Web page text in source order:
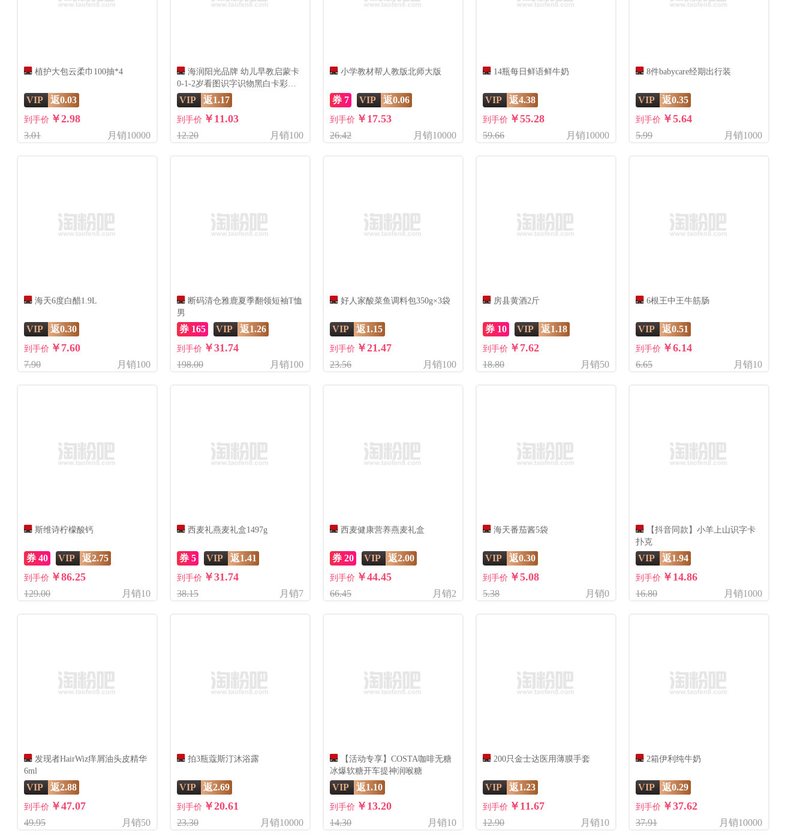
植护大包云柔巾100抽*4
VIP 返0.03
到手价 ￥2.98
3.01 月销10000
海润阳光品牌 幼儿早教启蒙卡
0-1-2岁看图识字识物黑白卡彩色
卡PX
VIP 返1.17
到手价 ￥11.03
12.20 月销100
小学教材帮人教版北师大版
券 7 VIP 返0.06
到手价 ￥17.53
26.42 月销10000
14瓶每日鲜语鲜牛奶
VIP 返4.38
到手价 ￥55.28
59.66 月销10000
8件babycare经期出行装
VIP 返0.35
到手价 ￥5.64
5.99 月销1000
海天6度白醋1.9L
VIP 返0.30
到手价 ￥7.60
7.90 月销100
断码清仓雅鹿夏季翻领短袖T恤
男
券 165 VIP 返1.26
到手价 ￥31.74
198.00 月销100
好人家酸菜鱼调料包350g×3袋
VIP 返1.15
到手价 ￥21.47
23.56 月销100
房县黄酒2斤
券 10 VIP 返1.18
到手价 ￥7.62
18.80 月销50
6根王中王牛筋肠
VIP 返0.51
到手价 ￥6.14
6.65 月销10
斯维诗柠檬酸钙
券 40 VIP 返2.75
到手价 ￥86.25
129.00 月销10
西麦礼燕麦礼盒1497g
券 5 VIP 返1.41
到手价 ￥31.74
38.15 月销7
西麦健康营养燕麦礼盒
券 20 VIP 返2.00
到手价 ￥44.45
66.45 月销2
海天番茄酱5袋
VIP 返0.30
到手价 ￥5.08
5.38 月销0
【抖音同款】小羊上山识字卡
扑克
VIP 返1.94
到手价 ￥14.86
16.80 月销1000
发现者HairWiz痒屑油头皮精华
6ml
VIP 返2.88
到手价 ￥47.07
49.95 月销50
拍3瓶蔻斯汀沐浴露
VIP 返2.69
到手价 ￥20.61
23.30 月销10000
【活动专享】COSTA咖啡无糖
冰爆软糖开车提神润喉糖
VIP 返1.10
到手价 ￥13.20
14.30 月销10
200只金士达医用薄膜手套
VIP 返1.23
到手价 ￥11.67
12.90 月销10
2箱伊利纯牛奶
VIP 返0.29
到手价 ￥37.62
37.91 月销10000